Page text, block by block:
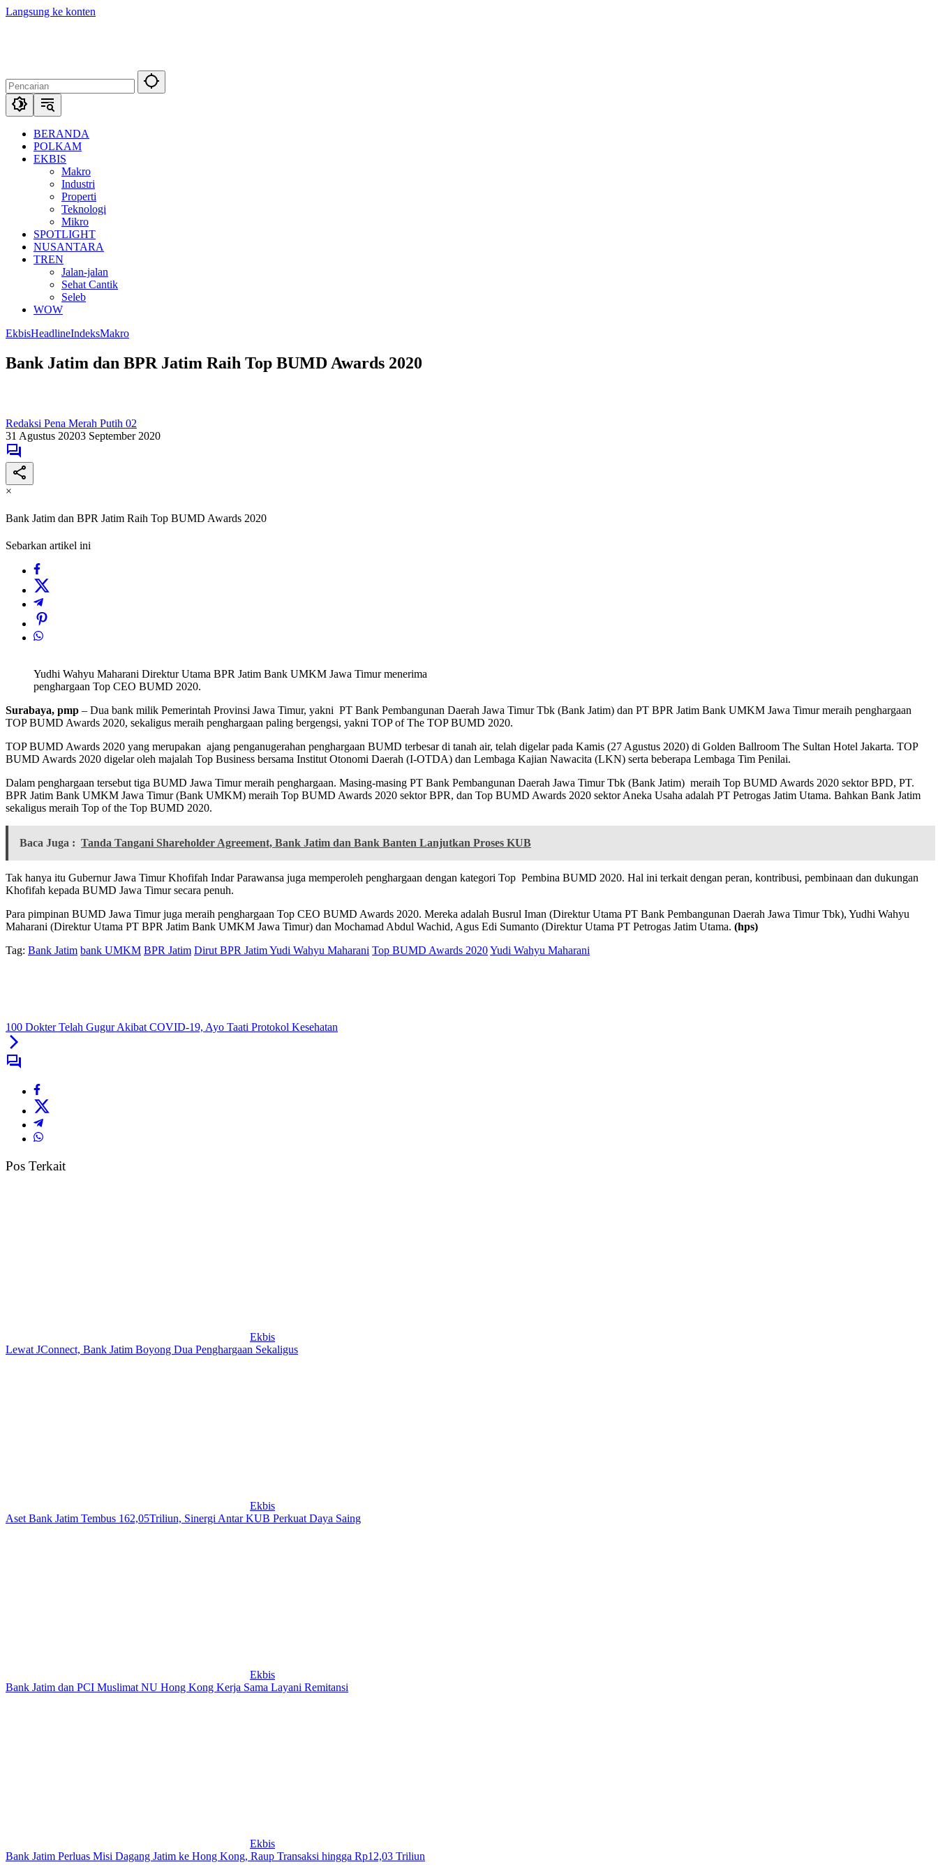
Langsung ke konten
BERANDA
POLKAM
EKBIS
Makro
Industri
Properti
Teknologi
Mikro
SPOTLIGHT
NUSANTARA
TREN
Jalan-jalan
Sehat Cantik
Seleb
WOW
EkbisHeadlineIndeksMakro
Bank Jatim dan BPR Jatim Raih Top BUMD Awards 2020
Redaksi Pena Merah Putih 02
31 Agustus 20203 September 2020
×
Bank Jatim dan BPR Jatim Raih Top BUMD Awards 2020
Sebarkan artikel ini
Yudhi Wahyu Maharani Direktur Utama BPR Jatim Bank UMKM Jawa Timur menerima
penghargaan Top CEO BUMD 2020.
Surabaya, pmp – Dua bank milik Pemerintah Provinsi Jawa Timur, yakni PT Bank Pembangunan Daerah Jawa Timur Tbk (Bank Jatim) dan PT BPR Jatim Bank UMKM Jawa Timur meraih penghargaan
TOP BUMD Awards 2020, sekaligus meraih penghargaan paling bergengsi, yakni TOP of The TOP BUMD 2020.
TOP BUMD Awards 2020 yang merupakan ajang penganugerahan penghargaan BUMD terbesar di tanah air, telah digelar pada Kamis (27 Agustus 2020) di Golden Ballroom The Sultan Hotel Jakarta. TOP
BUMD Awards 2020 digelar oleh majalah Top Business bersama Institut Otonomi Daerah (I-OTDA) dan Lembaga Kajian Nawacita (LKN) serta beberapa Lembaga Tim Penilai.
Dalam penghargaan tersebut tiga BUMD Jawa Timur meraih penghargaan. Masing-masing PT Bank Pembangunan Daerah Jawa Timur Tbk (Bank Jatim) meraih Top BUMD Awards 2020 sektor BPD, PT.
BPR Jatim Bank UMKM Jawa Timur (Bank UMKM) meraih Top BUMD Awards 2020 sektor BPR, dan Top BUMD Awards 2020 sektor Aneka Usaha adalah PT Petrogas Jatim Utama. Bahkan Bank Jatim
sekaligus meraih Top of the Top BUMD 2020.
Baca Juga : Tanda Tangani Shareholder Agreement, Bank Jatim dan Bank Banten Lanjutkan Proses KUB
Tak hanya itu Gubernur Jawa Timur Khofifah Indar Parawansa juga memperoleh penghargaan dengan kategori Top Pembina BUMD 2020. Hal ini terkait dengan peran, kontribusi, pembinaan dan dukungan
Khofifah kepada BUMD Jawa Timur secara penuh.
Para pimpinan BUMD Jawa Timur juga meraih penghargaan Top CEO BUMD Awards 2020. Mereka adalah Busrul Iman (Direktur Utama PT Bank Pembangunan Daerah Jawa Timur Tbk), Yudhi Wahyu
Maharani (Direktur Utama PT BPR Jatim Bank UMKM Jawa Timur) dan Mochamad Abdul Wachid, Agus Edi Sumanto (Direktur Utama PT Petrogas Jatim Utama. (hps)
Tag: Bank Jatim bank UMKM BPR Jatim Dirut BPR Jatim Yudi Wahyu Maharani Top BUMD Awards 2020Yudi Wahyu Maharani
100 Dokter Telah Gugur Akibat COVID-19, Ayo Taati Protokol Kesehatan
Pos Terkait
Ekbis
Lewat JConnect, Bank Jatim Boyong Dua Penghargaan Sekaligus
Ekbis
Aset Bank Jatim Tembus 162,05Triliun, Sinergi Antar KUB Perkuat Daya Saing
Ekbis
Bank Jatim dan PCI Muslimat NU Hong Kong Kerja Sama Layani Remitansi
Ekbis
Bank Jatim Perluas Misi Dagang Jatim ke Hong Kong, Raup Transaksi hingga Rp12,03 Triliun